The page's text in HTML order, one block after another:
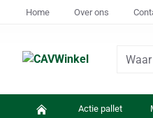
Home Over ons
Waar
Actie pallet